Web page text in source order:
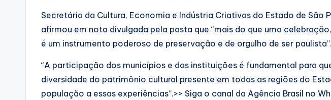
Secretária da Cultura, Economia e Indústria Criativas do Estado de São
afirmou em nota divulgada pela pasta que “mais do que uma
é um instrumento poderoso de preservação e de orgulho de ser paulista”.
“A participação dos municípios e das instituições é fundamental para
diversidade do patrimônio cultural presente em todas as regiões do
população a essas experiências”.>> Siga o canal da Agência Brasil no